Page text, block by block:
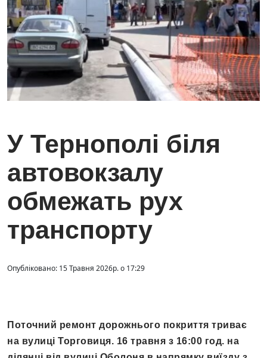
У Тернополі біля
автовокзалу
обмежать рух
транспорту
Опубліковано: 15 Травня 2026р. о 17:29
Поточний ремонт дорожнього покриття триває
на вулиці Торговиця. 16 травня з 16:00 год. на